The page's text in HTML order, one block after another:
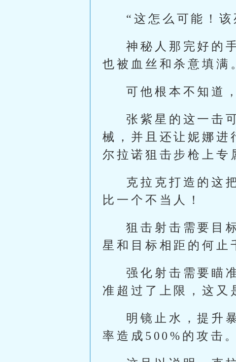
“这怎么可能！
神秘人那完好的
也被血丝和杀意填满
可他根本不知道
张紫星的这一击
械，并且还让妮娜进
尔拉诺狙击步枪上专
克拉克打造的这
比一个不当人！
狙击射击需要目
星和目标相距的何止
强化射击需要瞄
准超过了上限，这又
明镜止水，提升
率造成500%的攻击。